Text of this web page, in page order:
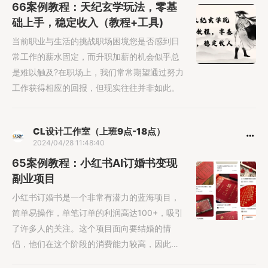
66案例教程：天纪玄学玩法，零基
础上手，稳定收入（教程+工具)
当前职业与生活的挑战职场困境您是否感到日
常工作的薪水固定，而升职加薪的机会似乎总
是难以触及?在职场上，我们常常期望通过努力
工作获得相应的回报，但现实往往并非如此。
CL设计工作室（上班9点-18点）
2024/04/28 11:48:40
65案例教程：小红书AI订婚书变现
副业项目
小红书订婚书是一个非常有潜力的蓝海项目，
简单易操作，单笔订单的利润高达100+，吸引
了许多人的关注。这个项目面向要结婚的情
侣，他们在这个阶段的消费能力较高，因此市